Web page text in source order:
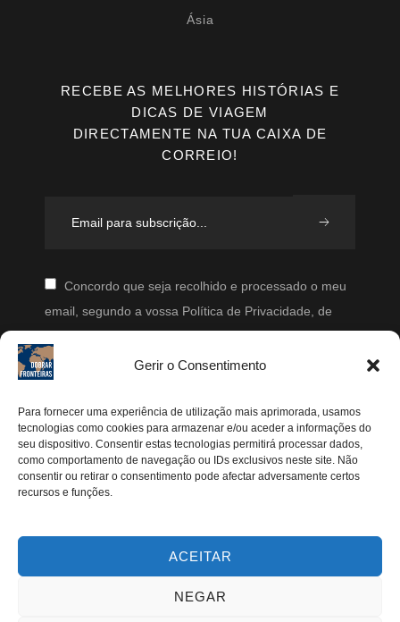
Gerir o Consentimento
Para fornecer uma experiência de utilização mais aprimorada, usamos
tecnologias como cookies para armazenar e/ou aceder a informações do
seu dispositivo. Consentir estas tecnologias permitirá processar dados,
como comportamento de navegação ou IDs exclusivos neste site. Não
consentir ou retirar o consentimento pode afectar adversamente certos
recursos e funções.
ACEITAR
NEGAR
Ásia
RECEBE AS MELHORES HISTÓRIAS E
DICAS DE VIAGEM
DIRECTAMENTE NA TUA CAIXA DE
CORREIO!
Concordo que seja recolhido e processado o meu
email, segundo a vossa Política de Privacidade, de
modo a que posteriormente possam enviar-me emails
periodicamente.
Segue-me
Instagram
Pinterest
Youtube